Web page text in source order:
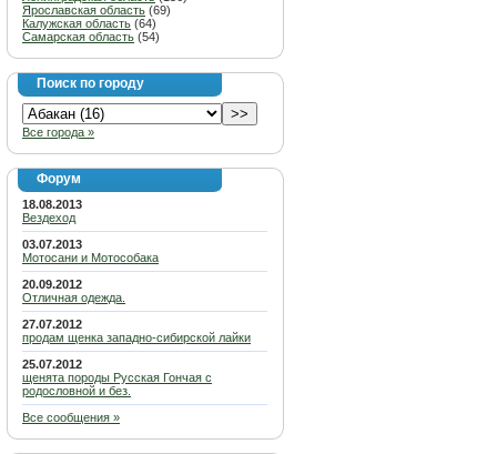
Ярославская область (69)
Калужская область (64)
Самарская область (54)
Поиск по городу
Все города »
Форум
18.08.2013
Вездеход
03.07.2013
Мотосани и Мотособака
20.09.2012
Отличная одежда.
27.07.2012
продам щенка западно-сибирской лайки
25.07.2012
щенята породы Русская Гончая с
родословной и без.
Все сообщения »